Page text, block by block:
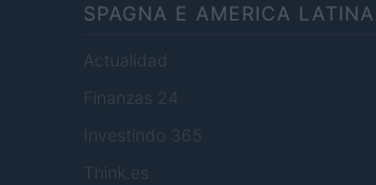
SPAGNA E AMERICA LATINA
Actualidad
Finanzas 24
Investindo 365
Think.es